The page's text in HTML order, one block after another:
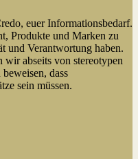
euer Informationsbedarf.
Produkte und Marken zu
und Verantwortung haben.
wir abseits von stereotypen
dass
sein müssen.